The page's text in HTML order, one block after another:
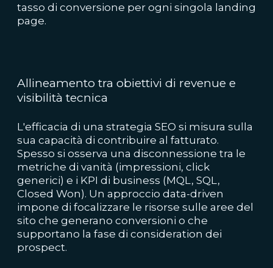
tasso di conversione per ogni singola landing
page.
Allineamento tra obiettivi di revenue e
visibilità tecnica
L'efficacia di una strategia SEO si misura sulla
sua capacità di contribuire al fatturato.
Spesso si osserva una disconnessione tra le
metriche di vanità (impressioni, click
generici) e i KPI di business (MQL, SQL,
Closed Won). Un approccio data-driven
impone di focalizzare le risorse sulle aree del
sito che generano conversioni o che
supportano la fase di consideration dei
prospect.